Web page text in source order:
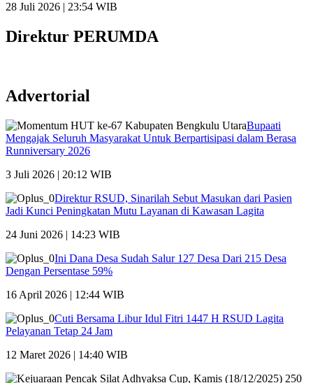
28 Juli 2026 | 23:54 WIB
Direktur PERUMDA
Advertorial
Bupaati
Mengajak Seluruh Masyarakat Untuk Berpartisipasi dalam Berasa
Runniversary 2026
3 Juli 2026 | 20:12 WIB
Direktur RSUD, Sinarilah Sebut Masukan dari Pasien
Jadi Kunci Peningkatan Mutu Layanan di Kawasan Lagita
24 Juni 2026 | 14:23 WIB
Ini Dana Desa Sudah Salur 127 Desa Dari 215 Desa
Dengan Persentase 59%
16 April 2026 | 12:44 WIB
Cuti Bersama Libur Idul Fitri 1447 H RSUD Lagita
Pelayanan Tetap 24 Jam
12 Maret 2026 | 14:40 WIB